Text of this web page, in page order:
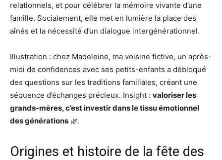
relationnels, et pour célébrer la mémoire vivante d’une
famille. Socialement, elle met en lumière la place des
aînés et la nécessité d’un dialogue intergénérationnel.
Illustration : chez Madeleine, ma voisine fictive, un après-
midi de confidences avec ses petits-enfants a débloqué
des questions sur les traditions familiales, créant une
séquence d’échanges précieux. Insight : valoriser les
grands-mères, c’est investir dans le tissu émotionnel
des générations 🌿.
Origines et histoire de la fête des